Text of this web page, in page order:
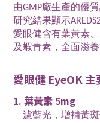
由GMP廠生產的優
研究結果顯示
愛眼健含有葉黃素
及蝦青素，全面滋養
愛眼健 EyeOK 主
1. 葉黃素 5mg
濾藍光，增補黃斑